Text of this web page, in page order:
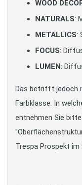
WOOD
NATURALS:
METALLICS:
FOCUS:
LUMEN:
Das betrifft jedoch
Farbklasse. In
entnehmen Sie
Trespa Prospekt im